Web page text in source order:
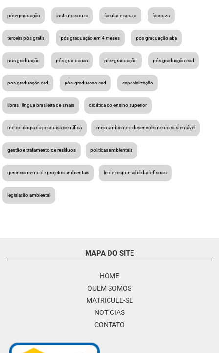
pós-graduação instituto souza faculade souza fasouza
terceira pós gratis pós graduação em 4 meses pos graduação aba
pos graduação pós graduacao pós-graduação pós graduação ead
pos graduação ead pós-graduacao ead especialização
libras - língua brasileira de sinais didática do ensino superior
metodologia da pesquisa científica meio ambiente e desenvolvimento sustentável
gestão e tratamento de resíduos políticas ambientais
gerenciamento de projetos ambientais lei de responsabilidade fiscais
legislação ambiental
MAPA DO SITE
HOME
QUEM SOMOS
MATRICULE-SE
NOTÍCIAS
CONTATO